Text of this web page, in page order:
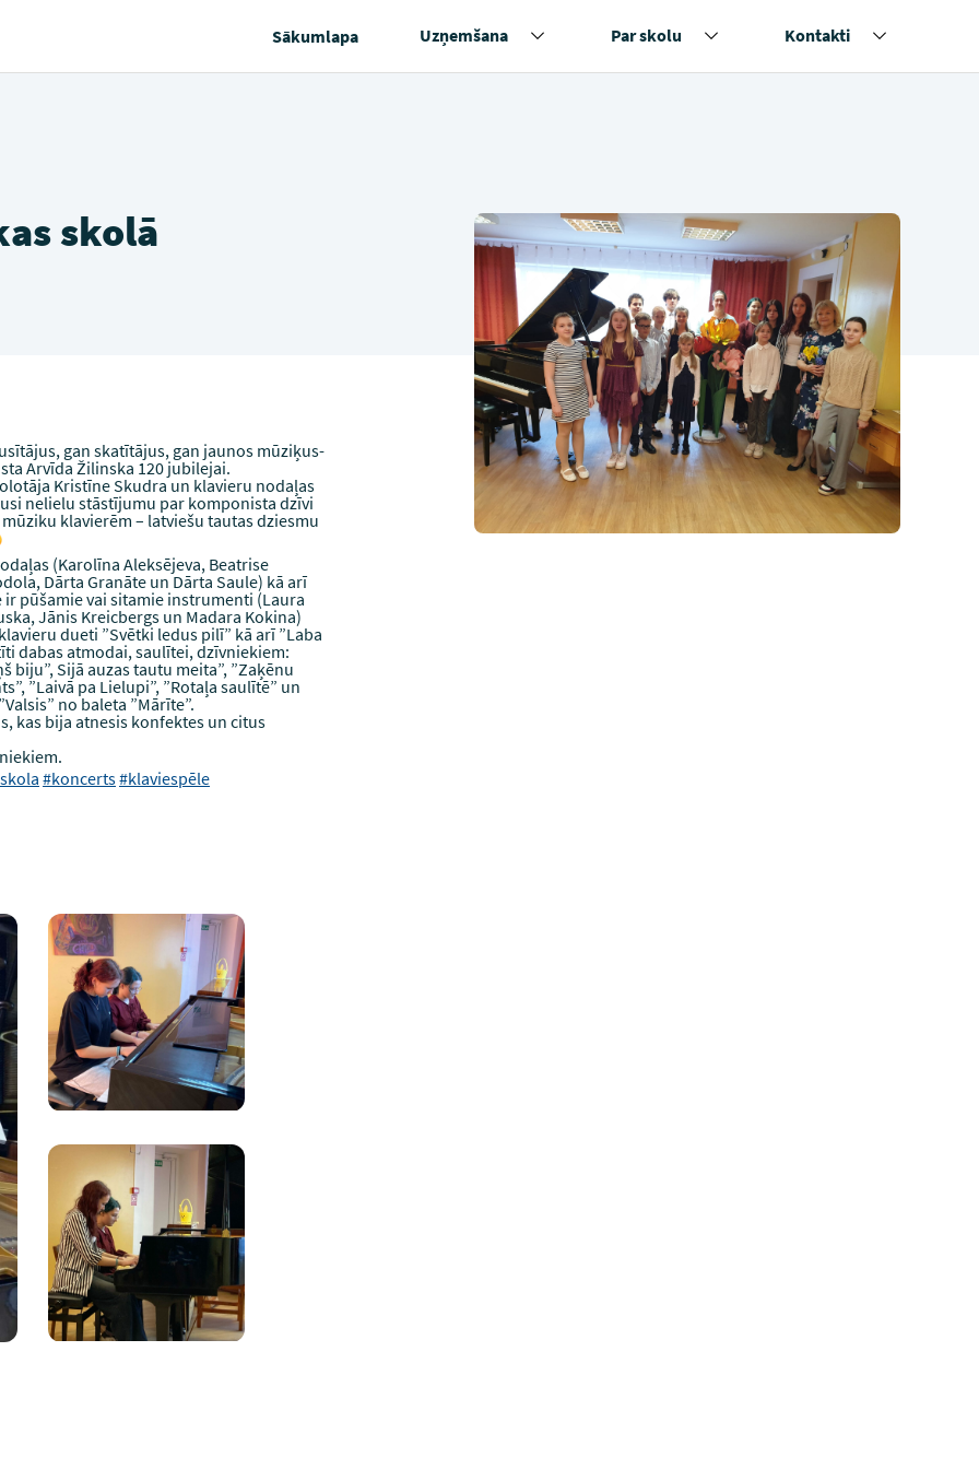
Sākumlapa Uzņemšana Par skolu Kontakti
skolā
gan skatītājus, gan jaunos mūziķus-
Arvīda Žilinska 120 jubilejai.
Kristīne Skudra un klavieru nodaļas
nelielu stāstījumu par komponista dzīvi
klavierēm – latviešu tautas dziesmu
(Karolīna Aleksējeva, Beatrise
Dārta Granāte un Dārta Saule) kā arī
pūšamie vai sitamie instrumenti (Laura
Jānis Kreicbergs un Madara Kokina)
dueti ”Svētki ledus pilī” kā arī ”Laba
dabas atmodai, saulītei, dzīvniekiem:
biju”, Sijā auzas tautu meita”, ”Zaķēnu
”Laivā pa Lielupi”, ”Rotaļa saulītē” un
no baleta ”Mārīte”.
kas bija atnesis konfektes un citus
#koncerts#klaviespēle